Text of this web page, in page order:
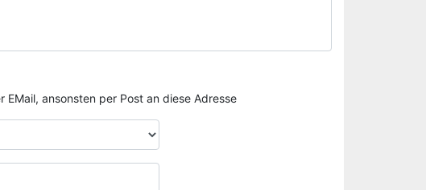
ansonsten per Post an diese Adresse